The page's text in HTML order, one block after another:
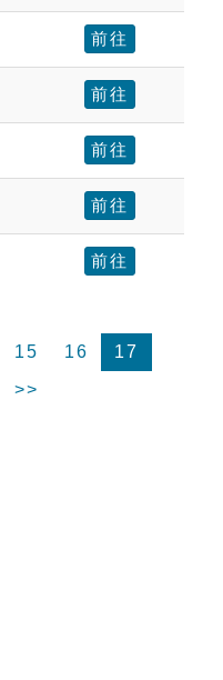
前往
前往
前往
前往
前往
15 16
17
>>